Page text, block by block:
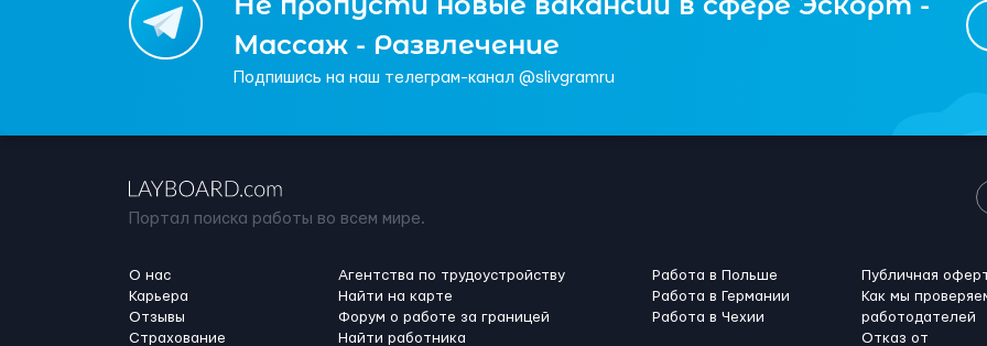
Массаж - Развлечение
Подпишись на наш телеграм-канал @slivgramru
Портал поиска работы во всем мире.
О нас
Карьера
Отзывы
Страхование
Агентства по трудоустройству
Найти на карте
Форум о работе за границей
Найти работника
Работа в Польше
Работа в Германии
Работа в Чехии
Публичная
Как мы
работодателей
Отказ от